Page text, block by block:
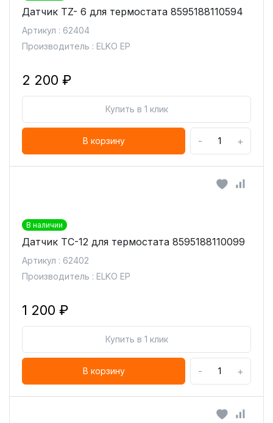
Датчик TZ- 6 для термостата 8595188110594
Артикул : 62404
Производитель : ELKO EP
2 200 ₽
Купить в 1 клик
В корзину - +
В наличии
Датчик TC-12 для термостата 8595188110099
Артикул : 62402
Производитель : ELKO EP
1 200 ₽
Купить в 1 клик
В корзину - +